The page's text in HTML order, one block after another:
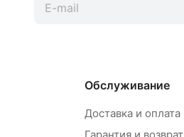
Обслуживание
Доставка и оплата